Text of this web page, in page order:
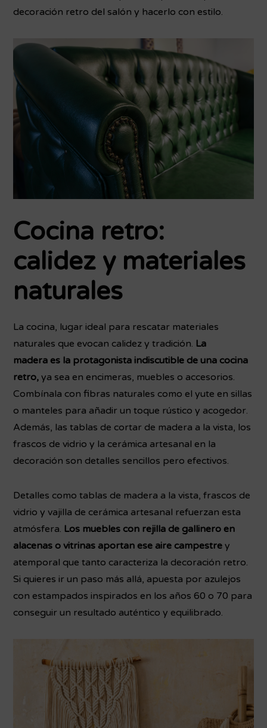
decoración retro del salón y hacerlo con estilo.
Cocina retro:
calidez y materiales
naturales
La cocina, lugar ideal para rescatar materiales
naturales que evocan calidez y tradición. La
madera es la protagonista indiscutible de una cocina
retro,ya sea en encimeras, muebles o accesorios.
Combínala con fibras naturales como el yute en sillas
o manteles para añadir un toque rústico y acogedor.
Además, las tablas de cortar de madera a la vista, los
frascos de vidrio y la cerámica artesanal en la
decoración son detalles sencillos pero efectivos.
Detalles como tablas de madera a la vista, frascos de
vidrio y vajilla de cerámica artesanal refuerzan esta
atmósfera. Los muebles con rejilla de gallinero en
alacenas o vitrinas aportan ese aire campestre y
atemporal que tanto caracteriza la decoración retro.
Si quieres ir un paso más allá, apuesta por azulejos
con estampados inspirados en los años 60 o 70 para
conseguir un resultado auténtico y equilibrado.